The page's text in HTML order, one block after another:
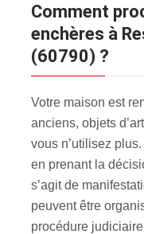
Comment procéder pour vendre aux
enchères à
(60790) ?
Votre maison est
anciens, objets
vous n’utilisez
en prenant la
s’agit de
peuvent être
procédure